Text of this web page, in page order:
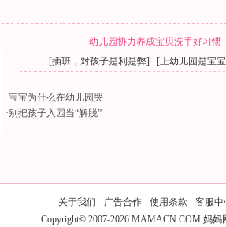
幼儿园协力养成宝贝洗手好习惯
[插班，对孩子是利是弊] [上幼儿园是宝
·宝宝为什么在幼儿园哭
·别把孩子入园当“解脱”
关于我们 - 广告合作 - 使用条款 - 客服中
Copyright© 2007-2026 MAMACN.COM 妈妈